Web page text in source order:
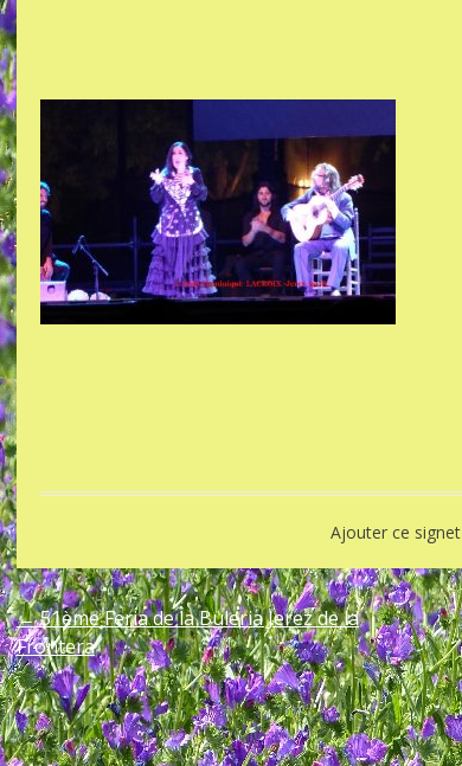
Ajouter ce signet
←51ème Feria de la Buleria Jerez de la
Frontera